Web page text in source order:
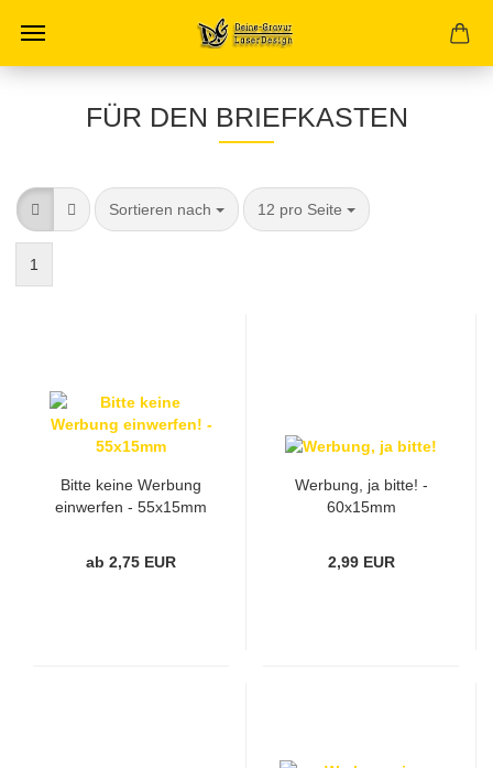
FÜR DEN BRIEFKASTEN
Sortieren nach
Sortieren nach 12 pro Seite
pro Seite
1
Bitte keine Werbung
einwerfen - 55x15mm
ab 2,75 EUR
Werbung, ja bitte! -
60x15mm
2,99 EUR